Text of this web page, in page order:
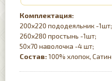
Комплектация:
200х220 пододеяльник -1шт;
260х280 простынь -1шт;
50х70 наволочка -4 шт;
Состав: